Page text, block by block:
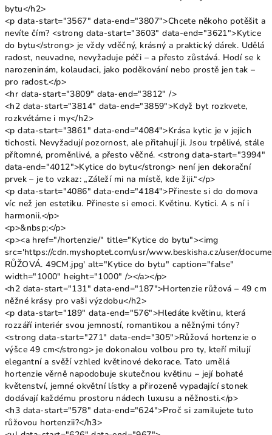
bytu</h2>
<p data-start="3567" data-end="3807">Chcete někoho potěšit a
nevíte čím? <strong data-start="3603" data-end="3621">Kytice
do bytu</strong> je vždy vděčný, krásný a praktický dárek. Udělá
radost, neuvadne, nevyžaduje péči – a přesto zůstává. Hodí se k
narozeninám, kolaudaci, jako poděkování nebo prostě jen tak –
pro radost.</p>
<hr data-start="3809" data-end="3812" />
<h2 data-start="3814" data-end="3859">Když byt rozkvete,
rozkvétáme i my</h2>
<p data-start="3861" data-end="4084">Krása kytic je v jejich
tichosti. Nevyžadují pozornost, ale přitahují ji. Jsou trpělivé, stále
přítomné, proměnlivé, a přesto věčné. <strong data-start="3994"
data-end="4012">Kytice do bytu</strong> není jen dekorační
prvek – je to vzkaz: „Záleží mi na místě, kde žiji.“</p>
<p data-start="4086" data-end="4184">Přineste si do domova
víc než jen estetiku. Přineste si emoci. Květinu. Kytici. A s ní i
harmonii.</p>
<p>&nbsp;</p>
<p><a href="/hortenzie/" title="Kytice do bytu"><img
src='https://cdn.myshoptet.com/usr/www.beskisha.cz/user/
RŮŽOVÁ. 49CM.jpg' alt="Kytice do bytu" caption="false"
width="1000" height="1000" /></a></p>
<h2 data-start="131" data-end="187">Hortenzie růžová – 49 cm
něžné krásy pro vaši výzdobu</h2>
<p data-start="189" data-end="576">Hledáte květinu, která
rozzáří interiér svou jemností, romantikou a něžnými tóny?
<strong data-start="271" data-end="305">Růžová hortenzie o
výšce 49 cm</strong> je dokonalou volbou pro ty, kteří milují
elegantní a svěží vzhled květinové dekorace. Tato umělá
hortenzie věrně napodobuje skutečnou květinu – její bohaté
květenství, jemné okvětní lístky a přirozeně vypadající stonek
dodávají každému prostoru nádech luxusu a něžnosti.</p>
<h3 data-start="578" data-end="624">Proč si zamilujete tuto
růžovou hortenzii?</h3>